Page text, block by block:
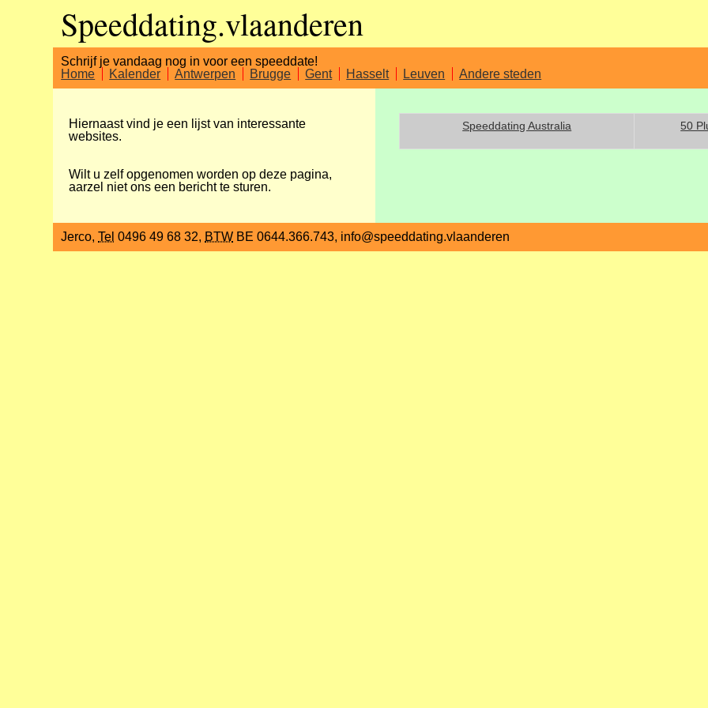
Speeddating.vlaanderen
Schrijf je vandaag nog in voor een speeddate!
Home
Kalender Antwerpen Brugge Gent Hasselt Leuven Andere steden
Hiernaast vind je een lijst van interessante
websites.
Wilt u zelf opgenomen worden op deze pagina,
aarzel niet ons een bericht te sturen.
Speeddating Australia 50
Jerco,Tel 0496 49 68 32, BTW BE 0644.366.743, info@speeddating.vlaanderen